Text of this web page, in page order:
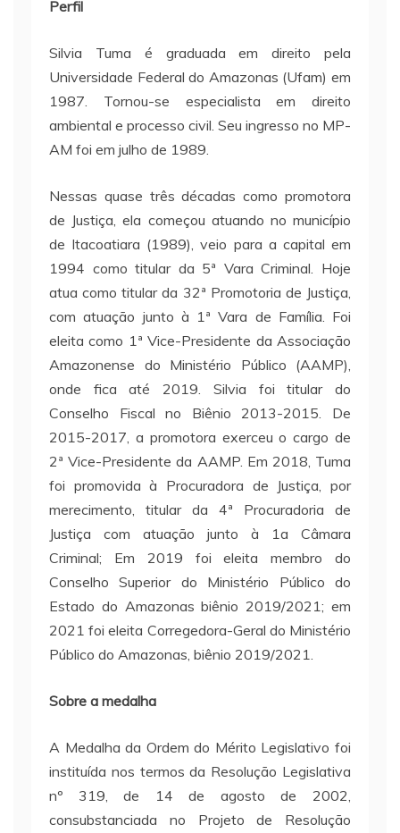
Perfil
Silvia Tuma é graduada em direito pela
Universidade Federal do Amazonas (Ufam) em
1987. Tornou-se especialista em direito
ambiental e processo civil. Seu ingresso no MP-
AM foi em julho de 1989.
Nessas quase três décadas como promotora
de Justiça, ela começou atuando no município
de Itacoatiara (1989), veio para a capital em
1994 como titular da 5ª Vara Criminal. Hoje
atua como titular da 32ª Promotoria de Justiça,
com atuação junto à 1ª Vara de Família. Foi
eleita como 1ª Vice-Presidente da Associação
Amazonense do Ministério Público (AAMP),
onde fica até 2019. Silvia foi titular do
Conselho Fiscal no Biênio 2013-2015. De
2015-2017, a promotora exerceu o cargo de
2ª Vice-Presidente da AAMP. Em 2018, Tuma
foi promovida à Procuradora de Justiça, por
merecimento, titular da 4ª Procuradoria de
Justiça com atuação junto à 1a Câmara
Criminal; Em 2019 foi eleita membro do
Conselho Superior do Ministério Público do
Estado do Amazonas biênio 2019/2021; em
2021 foi eleita Corregedora-Geral do Ministério
Público do Amazonas, biênio 2019/2021.
Sobre a medalha
A Medalha da Ordem do Mérito Legislativo foi
instituída nos termos da Resolução Legislativa
nº 319, de 14 de agosto de 2002,
consubstanciada no Projeto de Resolução